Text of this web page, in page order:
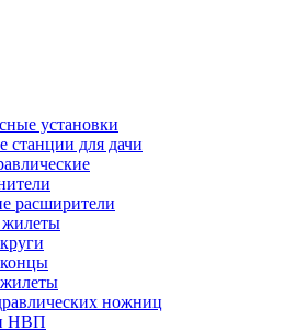
установки
станции для дачи
расширители
жилеты
ножниц
НВП